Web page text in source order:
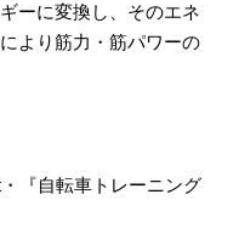
ーに変換し、そのエネ
より筋力・筋パワーの
『自転車トレーニング